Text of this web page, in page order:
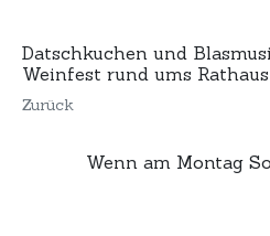
Datschkuchen und
Weinfest rund ums Rathaus
Zurück
Wenn am Montag